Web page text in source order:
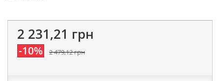
2 231,21 грн
-10% 2 479,12 грн